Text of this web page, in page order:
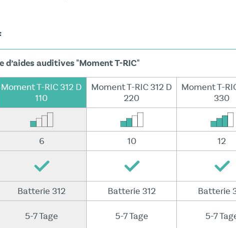
d’aides auditives "Moment T-RIC"
Moment T-RIC 312 D
110
Moment T-RIC 312 D
220
Moment T-
330
6 10 12
Batterie 312 Batterie 312 Batterie
5-7 Tage 5-7 Tage 5-7